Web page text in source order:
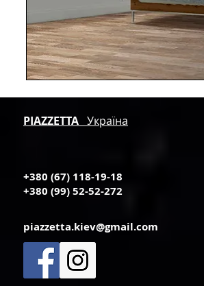
PIAZZETTA Україна
+380 (67) 118-19-18
+380 (99) 52-52-272
piazzetta.kiev@gmail.com